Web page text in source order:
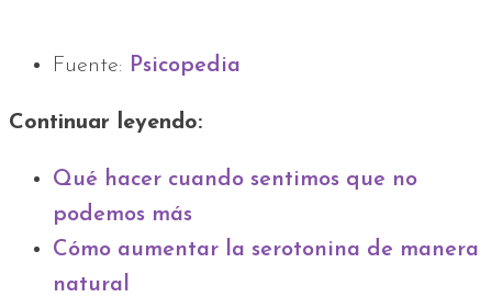
Fuente: Psicopedia
Continuar leyendo:
Qué hacer cuando sentimos que no
podemos más
Cómo aumentar la serotonina de manera
natural